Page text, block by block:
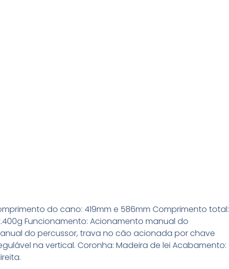
do cano: 419mm e 586mm Comprimento total:
Funcionamento: Acionamento manual do
do percussor, trava no cão acionada por chave
na vertical. Coronha: Madeira de lei Acabamento: